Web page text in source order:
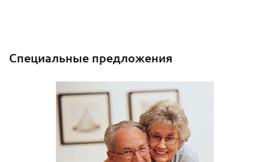
Специальные предложения